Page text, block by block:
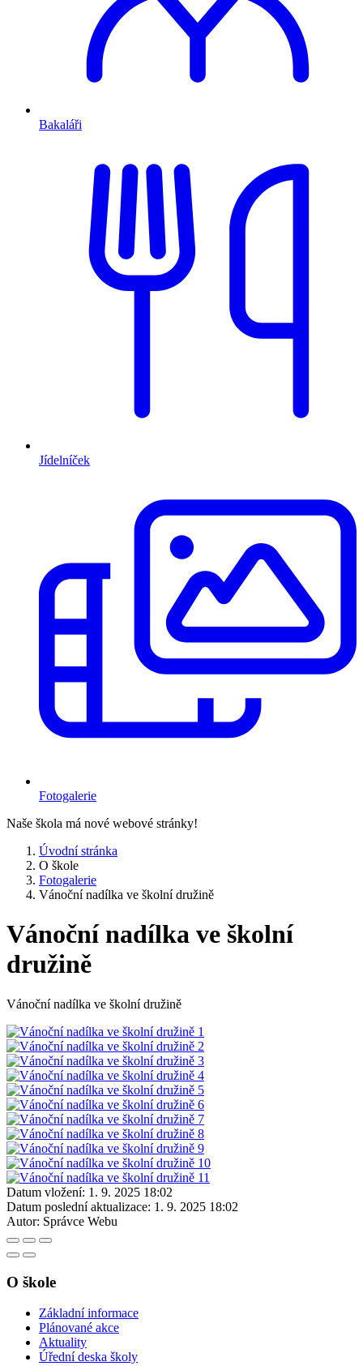
Bakaláři
Jídelníček
Fotogalerie
Naše škola má nové webové stránky!
Úvodní stránka
O škole
Fotogalerie
Vánoční nadílka ve školní družině
Vánoční nadílka ve školní
družině
Vánoční nadílka ve školní družině
Datum vložení: 1. 9. 2025 18:02
Datum poslední aktualizace: 1. 9. 2025 18:02
Autor: Správce Webu
O škole
Základní informace
Plánované akce
Aktuality
Úřední deska školy